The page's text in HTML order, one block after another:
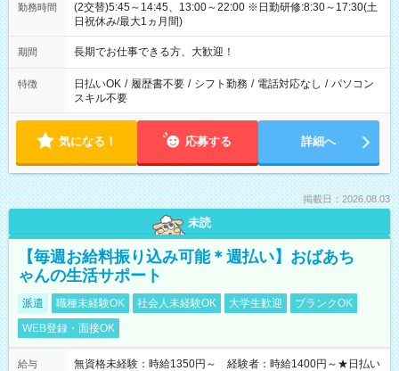
勤務時間
(2交替)5:45～14:45、13:00～22:00 ※日勤研修:8:30～17:30(土
日祝休み/最大1ヵ月間)
期間 長期でお仕事できる方、大歓迎！
特徴 日払いOK / 履歴書不要 / シフト勤務 / 電話対応なし / パソコン
スキル不要
気になる！ 応募する 詳細へ
掲載日：2026.08.03
未読
【毎週お給料振り込み可能＊週払い】おばあち
ゃんの生活サポート
派遣 職種未経験OK 社会人未経験OK 大学生歓迎
ブランクOK
WEB登録・面接OK
給与
無資格未経験：時給1350円～ 経験者：時給1400円～★日払い